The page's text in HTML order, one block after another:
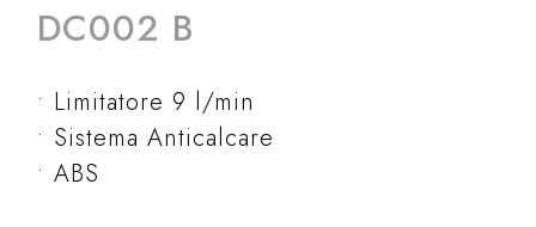
DC002 B
Limitatore 9 l/min
Sistema Anticalcare
ABS